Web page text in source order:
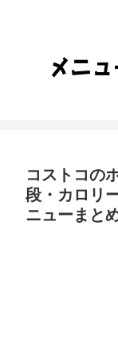
コストコの
段・カロリ
ニューまと